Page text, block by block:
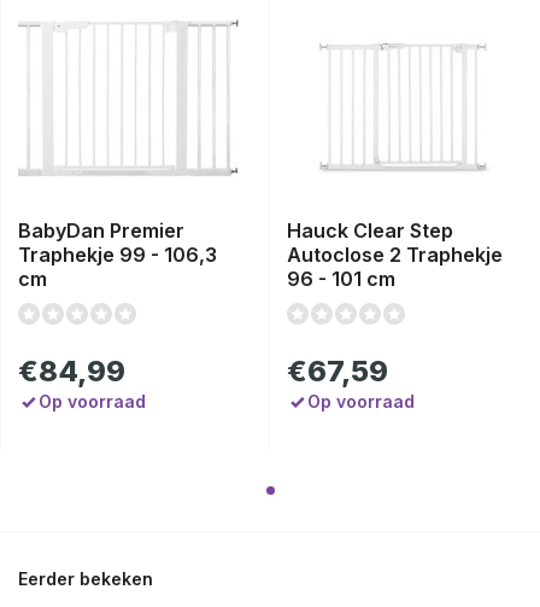
BabyDan Premier
Traphekje 99 - 106,3
cm
€84,99
Op voorraad
Hauck Clear Step
Autoclose 2 Traphekje
96 - 101 cm
€67,59
Op voorraad
Eerder bekeken